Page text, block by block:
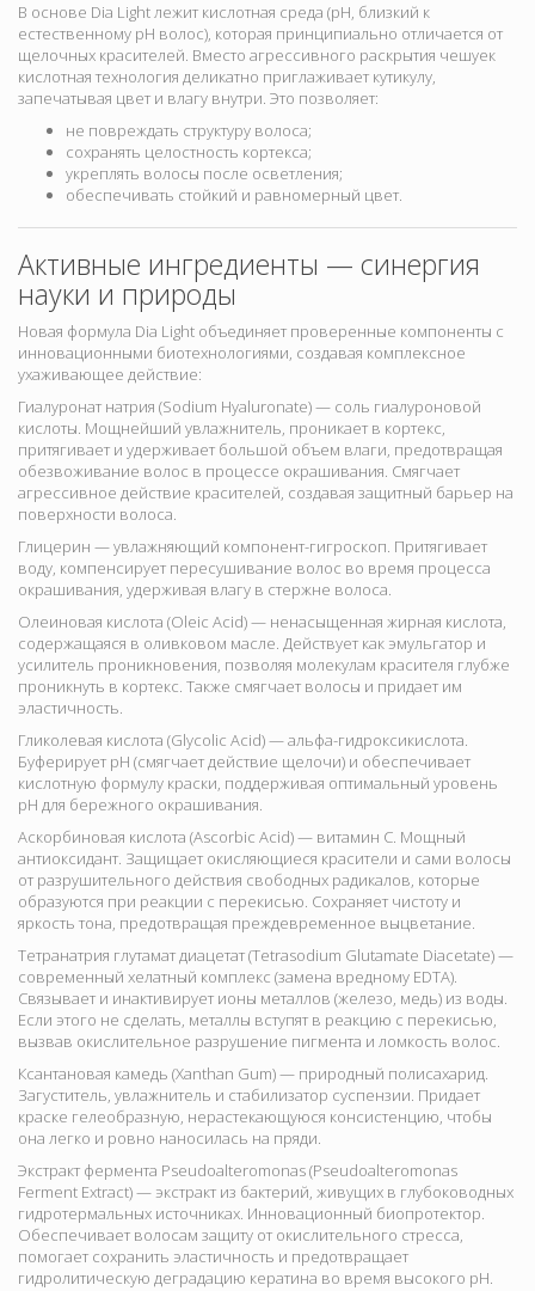
В основе Dia Light лежит кислотная среда (pH, близкий к
естественному pH волос), которая принципиально отличается от
щелочных красителей. Вместо агрессивного раскрытия чешуек
кислотная технология деликатно приглаживает кутикулу,
запечатывая цвет и влагу внутри. Это позволяет:
не повреждать структуру волоса;
сохранять целостность кортекса;
укреплять волосы после осветления;
обеспечивать стойкий и равномерный цвет.
Активные ингредиенты — синергия
науки и природы
Новая формула Dia Light объединяет проверенные компоненты с
инновационными биотехнологиями, создавая комплексное
ухаживающее действие:
Гиалуронат натрия (Sodium Hyaluronate) — соль гиалуроновой
кислоты. Мощнейший увлажнитель, проникает в кортекс,
притягивает и удерживает большой объем влаги, предотвращая
обезвоживание волос в процессе окрашивания. Смягчает
агрессивное действие красителей, создавая защитный барьер на
поверхности волоса.
Глицерин — увлажняющий компонент-гигроскоп. Притягивает
воду, компенсирует пересушивание волос во время процесса
окрашивания, удерживая влагу в стержне волоса.
Олеиновая кислота (Oleic Acid) — ненасыщенная жирная кислота,
содержащаяся в оливковом масле. Действует как эмульгатор и
усилитель проникновения, позволяя молекулам красителя глубже
проникнуть в кортекс. Также смягчает волосы и придает им
эластичность.
Гликолевая кислота (Glycolic Acid) — альфа-гидроксикислота.
Буферирует pH (смягчает действие щелочи) и обеспечивает
кислотную формулу краски, поддерживая оптимальный уровень
pH для бережного окрашивания.
Аскорбиновая кислота (Ascorbic Acid) — витамин C. Мощный
антиоксидант. Защищает окисляющиеся красители и сами волосы
от разрушительного действия свободных радикалов, которые
образуются при реакции с перекисью. Сохраняет чистоту и
яркость тона, предотвращая преждевременное выцветание.
Тетранатрия глутамат диацетат (Tetrasodium Glutamate Diacetate) —
современный хелатный комплекс (замена вредному EDTA).
Связывает и инактивирует ионы металлов (железо, медь) из воды.
Если этого не сделать, металлы вступят в реакцию с перекисью,
вызвав окислительное разрушение пигмента и ломкость волос.
Ксантановая камедь (Xanthan Gum) — природный полисахарид.
Загуститель, увлажнитель и стабилизатор суспензии. Придает
краске гелеобразную, нерастекающуюся консистенцию, чтобы
она легко и ровно наносилась на пряди.
Экстракт фермента Pseudoalteromonas (Pseudoalteromonas
Ferment Extract) — экстракт из бактерий, живущих в глубоководных
гидротермальных источниках. Инновационный биопротектор.
Обеспечивает волосам защиту от окислительного стресса,
помогает сохранить эластичность и предотвращает
гидролитическую деградацию кератина во время высокого pH.